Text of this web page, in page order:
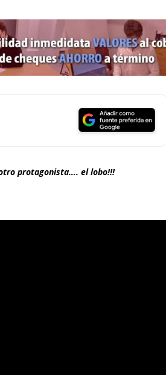
protagonista…. el lobo!!!